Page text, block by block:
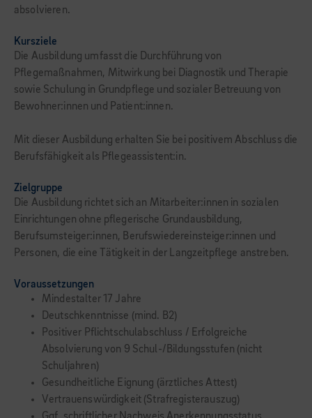
absolvieren.
Kursziele
Die Ausbildung umfasst die Durchführung von
Pflegemaßnahmen, Mitwirkung bei Diagnostik und Therapie
sowie Schulung in Grundpflege und sozialer Betreuung von
Bewohner:innen und Patient:innen.
Mit dieser Ausbildung erhalten Sie bei positivem Abschluss die
Berufsfähigkeit als Pflegeassistent:in.
Zielgruppe
Die Ausbildung richtet sich an Mitarbeiter:innen in sozialen
Einrichtungen ohne pflegerische Grundausbildung,
Berufsumsteiger:innen, Berufswiedereinsteiger:innen und
Personen, die eine Tätigkeit in der Langzeitpflege anstreben.
Voraussetzungen
Mindestalter 17 Jahre
Deutschkenntnisse (mind. B2)
Positiver Pflichtschulabschluss / Erfolgreiche
Absolvierung von 9 Schul-/Bildungsstufen (nicht
Schuljahren)
Gesundheitliche Eignung (ärztliches Attest)
Vertrauenswürdigkeit (Strafregisterauszug)